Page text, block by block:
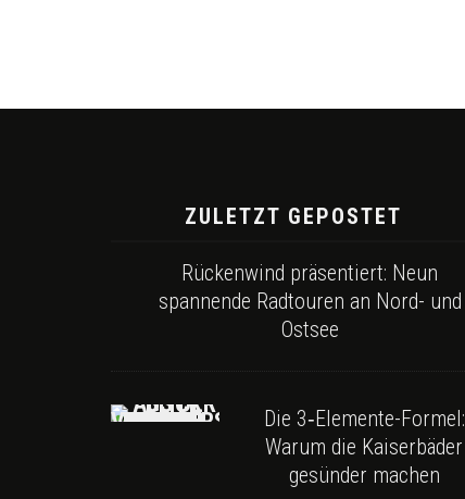
ZULETZT GEPOSTET
Rückenwind präsentiert: Neun
spannende Radtouren an Nord- und
Ostsee
Die 3‑Elemente-Formel:
Warum die Kaiserbäder
gesünder machen